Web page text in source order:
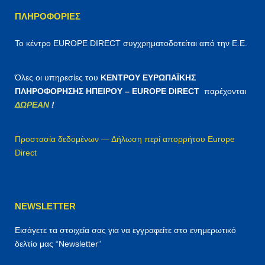
ΠΛΗΡΟΦΟΡΊΕΣ
Το κέντρο EUROPE DIRECT συγχρηματοδοτείται από την Ε.Ε.
Όλες οι υπηρεσίες του ΚΕΝΤΡΟΥ ΕΥΡΩΠΑΪΚΗΣ
ΠΛΗΡΟΦΟΡΗΣΗΣ ΗΠΕΙΡΟΥ – EUROPE DIRECT παρέχονται
ΔΩΡΕΑΝ!
Προστασία δεδομένων — Δήλωση περί απορρήτου Europe
Direct
NEWSLETTER
Εισάγετε τα στοιχεία σας για να εγγραφείτε στο ενημερωτικό
δελτίο μας “Newsletter”